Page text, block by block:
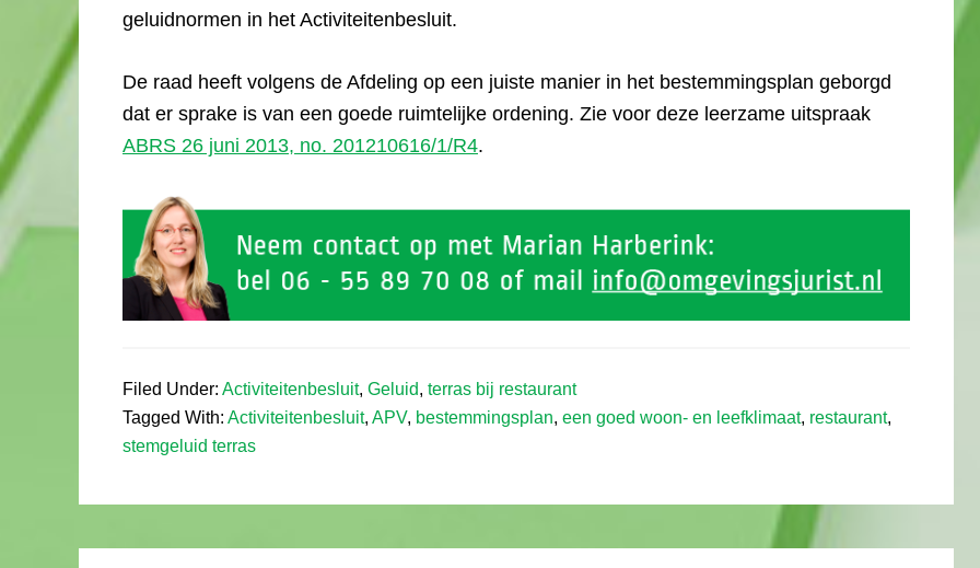
geluidnormen in het Activiteitenbesluit.
De raad heeft volgens de Afdeling op een juiste manier in het bestemmingsplan geborgd
dat er sprake is van een goede ruimtelijke ordening. Zie voor deze leerzame uitspraak
ABRS 26 juni 2013, no. 201210616/1/R4.
Filed Under: Activiteitenbesluit, Geluid, terras bij restaurant
Tagged With: Activiteitenbesluit, APV, bestemmingsplan, een goed woon- en leefklimaat, restaurant,
stemgeluid terras